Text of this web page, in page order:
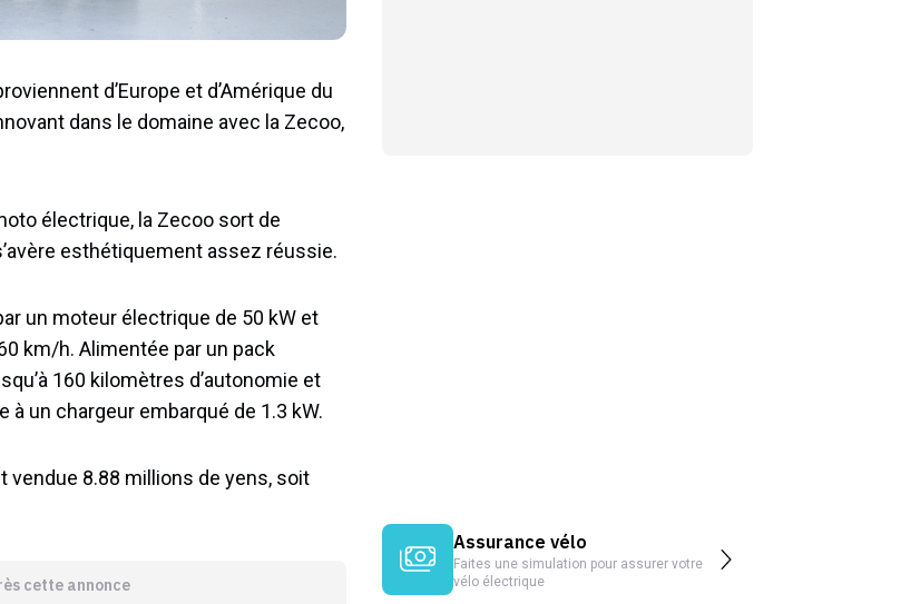
d’Europe et d’Amérique du
dans le domaine avec la Zecoo,
électrique, la Zecoo sort de
esthétiquement assez réussie.
un moteur électrique de 50 kW et
km/h. Alimentée par un pack
160 kilomètres d’autonomie et
un chargeur embarqué de 1.3 kW.
vendue 8.88 millions de yens, soit
cette annonce
Assurance vélo
Faites une simulation pour assurer votre
vélo électrique